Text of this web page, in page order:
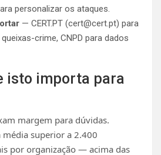
personalizar os ataques.
— CERT.PT (cert@cert.pt) para
crime, CNPD para dados
isto importa para
margem para dúvidas.
superior a 2.400
por organização — acima das